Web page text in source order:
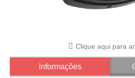
Clique aqui para
Informações